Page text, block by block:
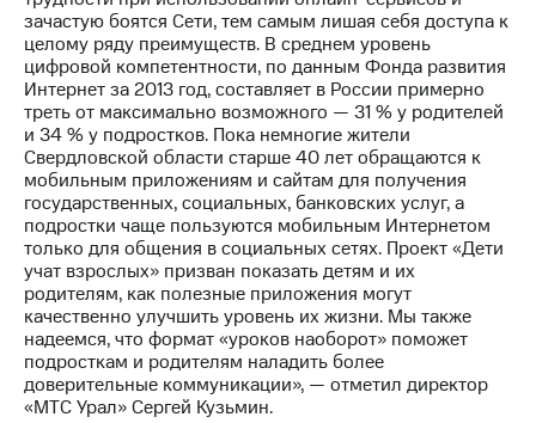
зачастую боятся Сети, тем самым лишая себя доступа к
целому ряду преимуществ. В среднем уровень
цифровой компетентности, по данным Фонда развития
Интернет за 2013 год, составляет в России примерно
треть от максимально возможного — 31 % у родителей
и 34 % у подростков. Пока немногие жители
Свердловской области старше 40 лет обращаются к
мобильным приложениям и сайтам для получения
государственных, социальных, банковских услуг, а
подростки чаще пользуются мобильным Интернетом
только для общения в социальных сетях. Проект «Дети
учат взрослых» призван показать детям и их
родителям, как полезные приложения могут
качественно улучшить уровень их жизни. Мы также
надеемся, что формат «уроков наоборот» поможет
подросткам и родителям наладить более
доверительные коммуникации», — отметил директор
«МТС Урал» Сергей Кузьмин.